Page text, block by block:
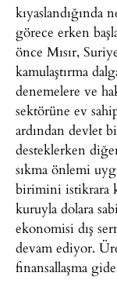
kıyaslandığında
görece erken
önce Mısır,
kamulaştırma
denemelere ve
sektörüne ev
ardından devlet
desteklerken
sıkma önlemi
birimini istikrara
kuruyla dolara
ekonomisi dış
devam ediyor.
finansallaşma